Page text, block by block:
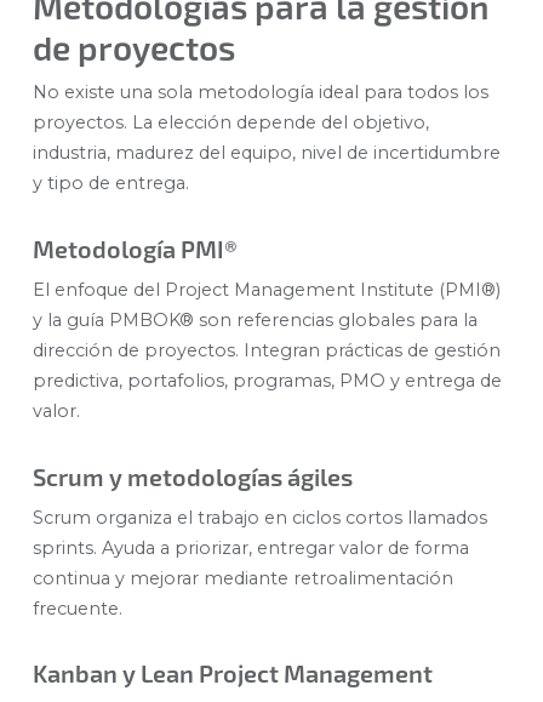
de proyectos
No existe una sola metodología ideal para todos los
proyectos. La elección depende del objetivo,
industria, madurez del equipo, nivel de incertidumbre
y tipo de entrega.
Metodología PMI®
El enfoque del Project Management Institute (PMI®)
y la guía PMBOK® son referencias globales para la
dirección de proyectos. Integran prácticas de gestión
predictiva, portafolios, programas, PMO y entrega de
valor.
Scrum y metodologías ágiles
Scrum organiza el trabajo en ciclos cortos llamados
sprints. Ayuda a priorizar, entregar valor de forma
continua y mejorar mediante retroalimentación
frecuente.
Kanban y Lean Project Management